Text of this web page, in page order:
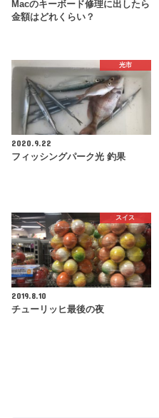
Macのキーボード修理に出したら
金額はどれくらい？
光市
2020.9.22
フィッシングパーク光 釣果
スイス
2019.8.10
チューリッヒ最後の夜